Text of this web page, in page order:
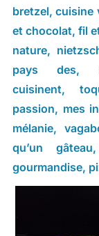
bretzel,cuisine
et chocolat, fil
nature,
pays des,
cuisinent,
passion, mes
mélanie,
qu’un gâteau
gourmandise,